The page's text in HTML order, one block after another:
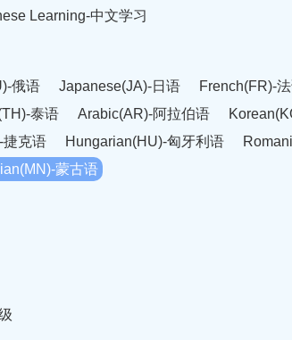
Learning-中文学习
俄语 Japanese(JA)-日语
French(FR)-
泰语 Arabic(AR)-阿拉伯语
捷克语 Hungarian(HU)-匈牙利语
蒙古语